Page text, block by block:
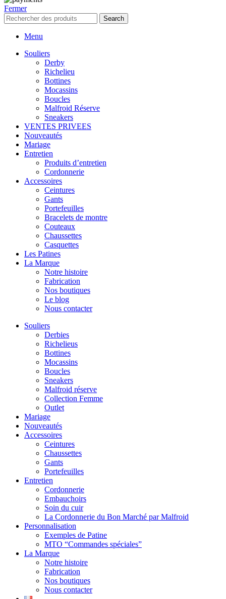
Fermer
Search
Menu
Souliers
Derby
Richelieu
Bottines
Mocassins
Boucles
Malfroid Réserve
Sneakers
VENTES PRIVEES
Nouveautés
Mariage
Entretien
Produits d’entretien
Cordonnerie
Accessoires
Ceintures
Gants
Portefeuilles
Bracelets de montre
Couteaux
Chaussettes
Casquettes
Les Patines
La Marque
Notre histoire
Fabrication
Nos boutiques
Le blog
Nous contacter
Souliers
Derbies
Richelieus
Bottines
Mocassins
Boucles
Sneakers
Malfroid réserve
Collection Femme
Outlet
Mariage
Nouveautés
Accessoires
Ceintures
Chaussettes
Gants
Portefeuilles
Entretien
Cordonnerie
Embauchoirs
Soin du cuir
La Cordonnerie du Bon Marché par Malfroid
Personnalisation
Exemples de Patine
MTO “Commandes spéciales”
La Marque
Notre histoire
Fabrication
Nos boutiques
Nous contacter